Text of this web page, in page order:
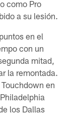
como Pro
a su lesión.
en el
con un
mitad,
la remontada.
en
los Dallas